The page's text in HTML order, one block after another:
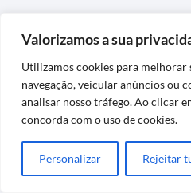
Valorizamos a sua
Utilizamos cookies para melhorar
navegação, veicular anúncios ou
analisar nosso tráfego. Ao clicar
concorda com o uso de cookies.
Personalizar Rejeitar
pesa muito a favor.
Starlink Standard
dificil de instalar? O
que saber antes de
comprar